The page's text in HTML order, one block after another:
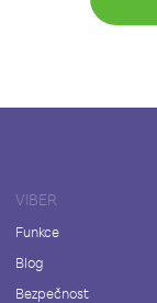
VIBER
Funkce
Blog
Bezpečnost